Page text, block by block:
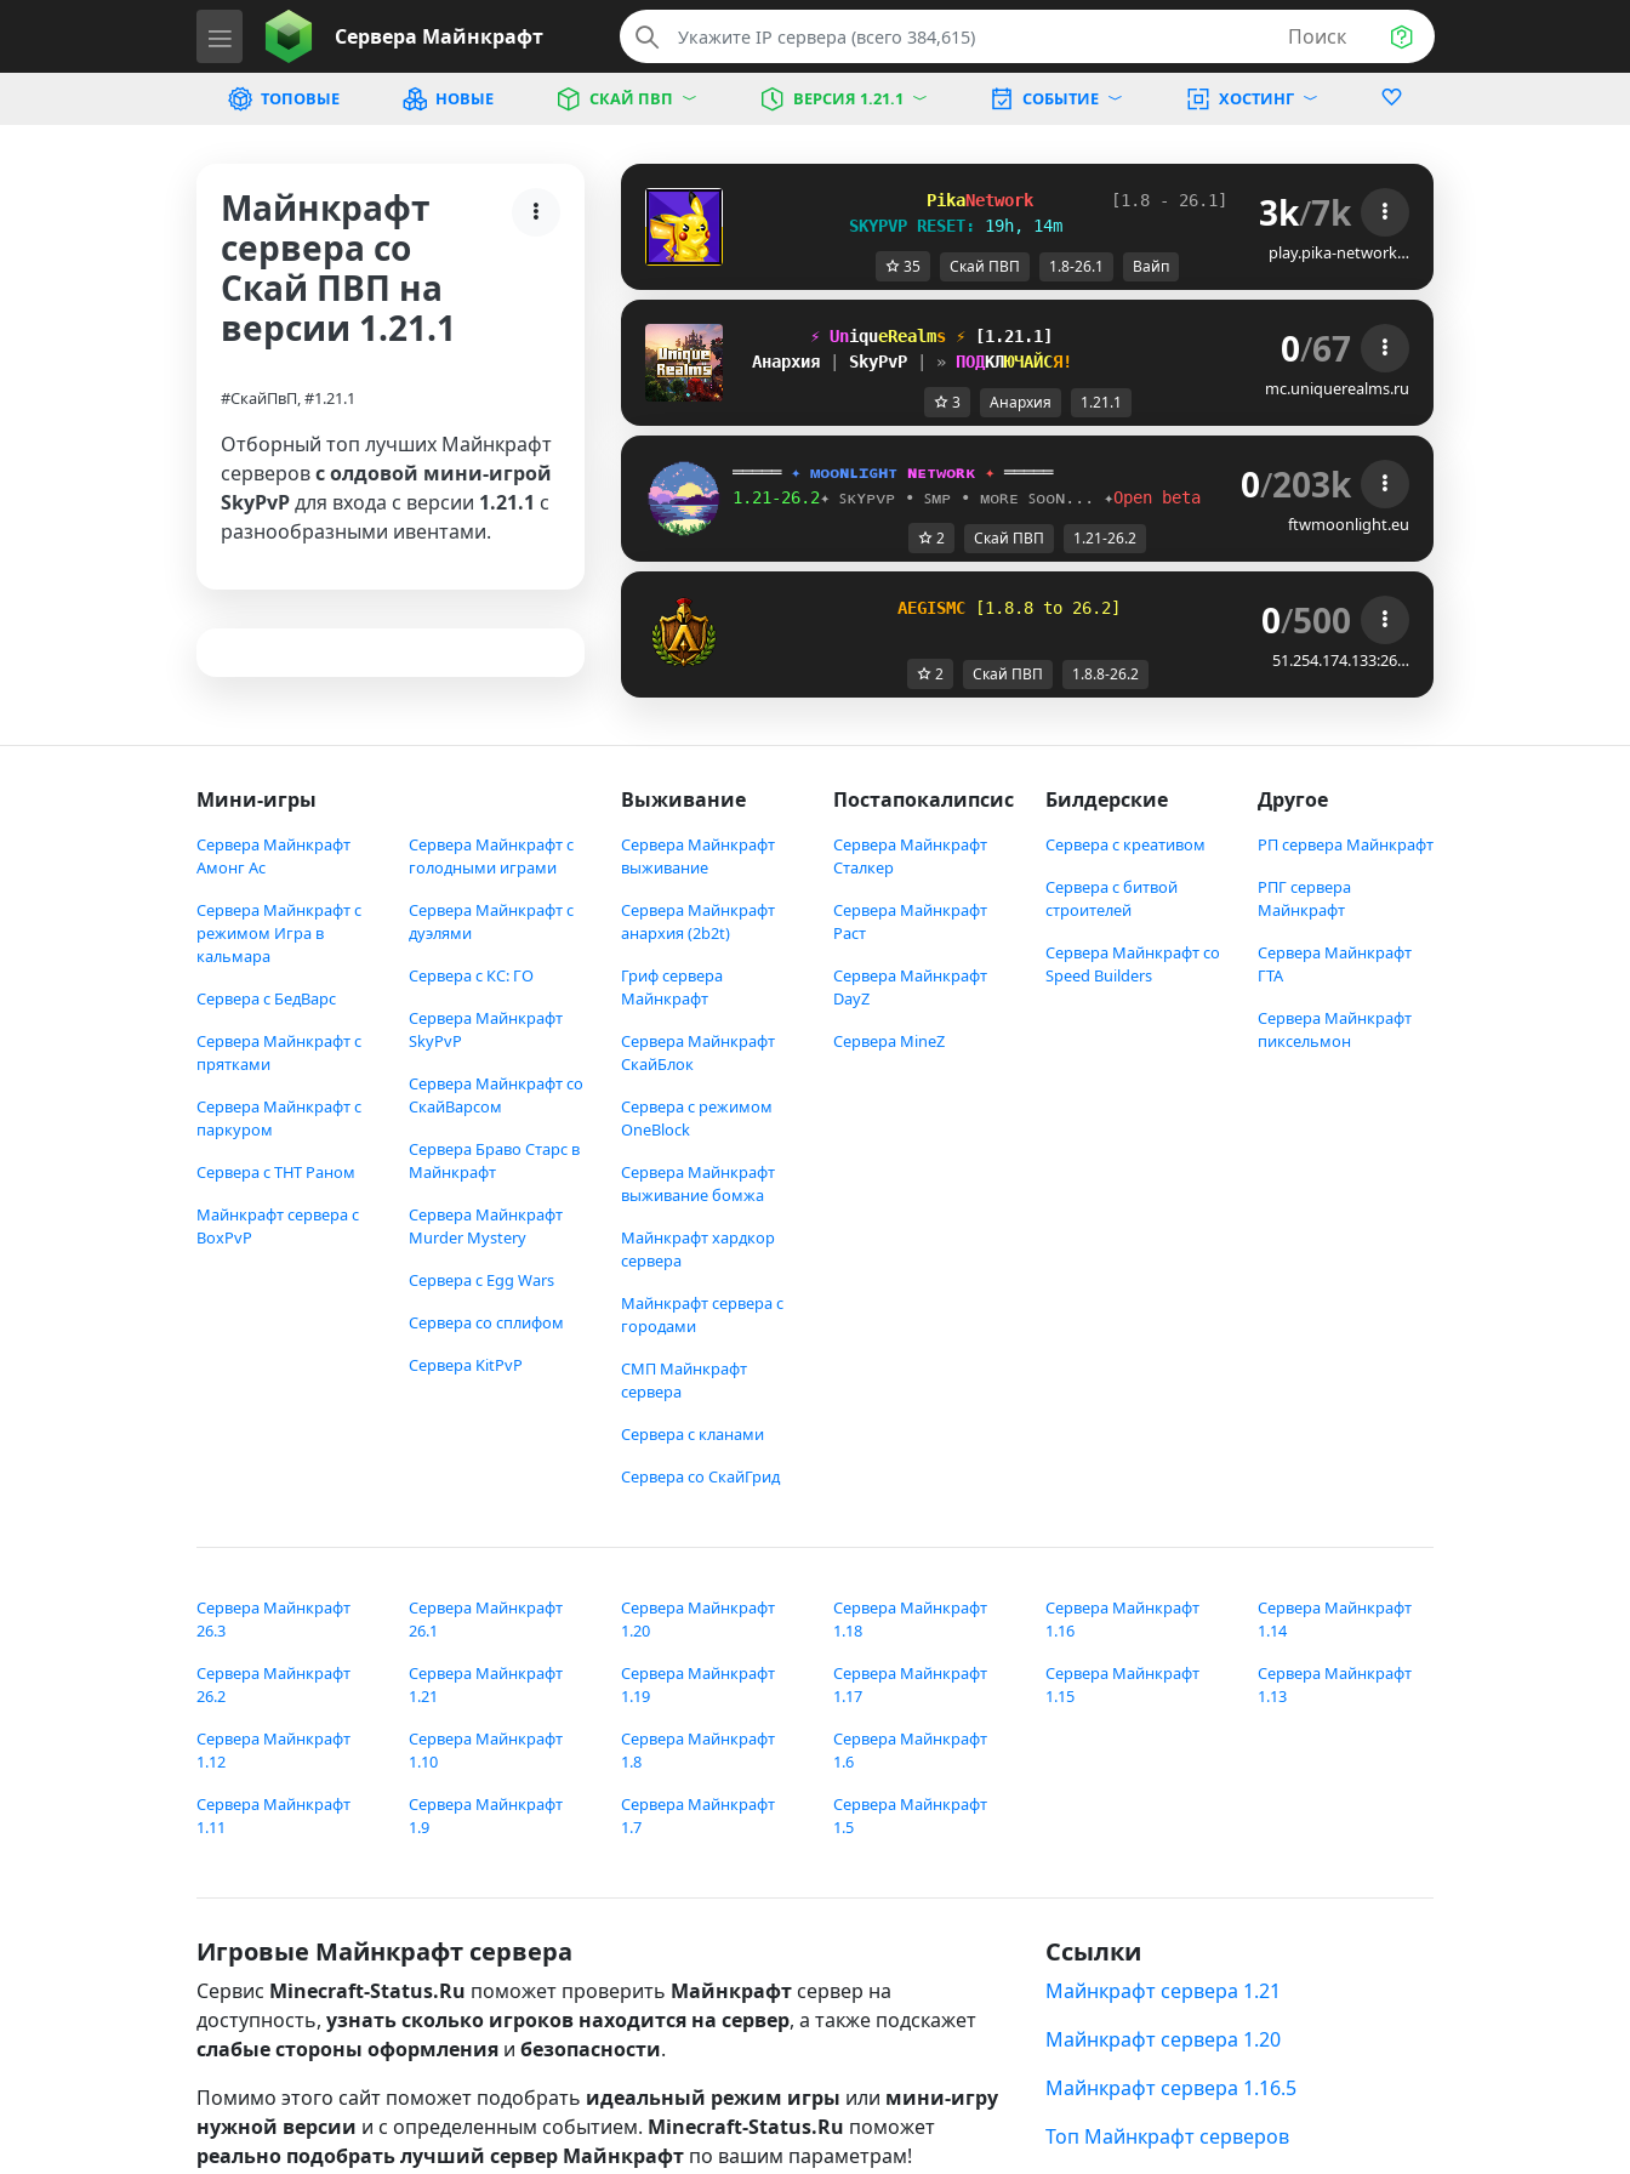
Сервера Майнкрафт Поиск
ТОПОВЫЕ НОВЫЕ СКАЙ ПВП ВЕРСИЯ 1.21.1 СОБЫТИЕ ХОСТИНГ
Майнкрафт
сервера со
Скай ПВП на
версии 1.21.1
#СкайПвП, #1.21.1
Отборный топ лучших Майнкрафт
серверовс олдовой мини-игрой
SkyPvPдля входа с версии 1.21.1 с
разнообразными ивентами.
PikaNetwork
[1.8 - 26.1]
SKYPVP RESET: 19h, 14m 3k/7k
play.pika-network…
35 Скай ПВП 1.8-26.1 Вайп
⚡ UniqueRealms ⚡
[1.21.1]
Анархия
SkyPvP | » ПОДКЛЮЧАЙСЯ! 0/67
mc.uniquerealms.ru
3 Анархия 1.21.1
═════ ✦ ᴍᴏᴏɴʟɪɢʜᴛ ɴᴇᴛᴡᴏʀᴋ ✦ ═════
1.21-26.2✦ ꜱᴋʏᴘᴠᴘ • ꜱᴍᴘ • ᴍᴏʀᴇ ꜱᴏᴏɴ... ✦Open beta 0/203k
ftwmoonlight.eu
2 Скай ПВП 1.21-26.2
AEGISMC [1.8.8 to 26.2] 0/500
51.254.174.133:26…
2 Скай ПВП 1.8.8-26.2
Мини-игры
Сервера Майнкрафт
Амонг Ас
Сервера Майнкрафт с
режимом Игра в
кальмара
Сервера с БедВарс
Сервера Майнкрафт с
прятками
Сервера Майнкрафт с
паркуром
Сервера с ТНТ Раном
Майнкрафт сервера с
BoxPvP
Сервера Майнкрафт с
голодными играми
Сервера Майнкрафт с
дуэлями
Сервера с КС: ГО
Сервера Майнкрафт
SkyPvP
Сервера Майнкрафт со
СкайВарсом
Сервера Браво Старс в
Майнкрафт
Сервера Майнкрафт
Murder Mystery
Сервера с Egg Wars
Сервера со сплифом
Сервера KitPvP
Выживание
Сервера Майнкрафт
выживание
Сервера Майнкрафт
анархия (2b2t)
Гриф сервера
Майнкрафт
Сервера Майнкрафт
СкайБлок
Сервера с режимом
OneBlock
Сервера Майнкрафт
выживание бомжа
Майнкрафт хардкор
сервера
Майнкрафт сервера с
городами
СМП Майнкрафт
сервера
Сервера с кланами
Сервера со СкайГрид
Постапокалипсис
Сервера Майнкрафт
Сталкер
Сервера Майнкрафт
Раст
Сервера Майнкрафт
DayZ
Сервера MineZ
Билдерские
Сервера с креативом
Сервера с битвой
строителей
Сервера Майнкрафт со
Speed Builders
Другое
РП сервера Майнкрафт
РПГ сервера
Майнкрафт
Сервера Майнкрафт
ГТА
Сервера Майнкрафт
пиксельмон
Сервера Майнкрафт
26.3
Сервера Майнкрафт
26.2
Сервера Майнкрафт
26.1
Сервера Майнкрафт
1.21
Сервера Майнкрафт
1.20
Сервера Майнкрафт
1.19
Сервера Майнкрафт
1.18
Сервера Майнкрафт
1.17
Сервера Майнкрафт
1.16
Сервера Майнкрафт
1.15
Сервера Майнкрафт
1.14
Сервера Майнкрафт
1.13
Сервера Майнкрафт
1.12
Сервера Майнкрафт
1.11
Сервера Майнкрафт
1.10
Сервера Майнкрафт
1.9
Сервера Майнкрафт
1.8
Сервера Майнкрафт
1.7
Сервера Майнкрафт
1.6
Сервера Майнкрафт
1.5
Игровые Майнкрафт сервера
Сервис Minecraft-Status.Ru поможет проверить Майнкрафт сервер на
доступность, узнать сколько игроков находится на сервер, а также подскажет
слабые стороны оформления и безопасности.
Помимо этого сайт поможет подобрать идеальный режим игры или мини-игру
нужной версии и с определенным событием. Minecraft-Status.Ru поможет
реально подобрать лучший сервер Майнкрафт по вашим параметрам!
Ссылки
Майнкрафт сервера 1.21
Майнкрафт сервера 1.20
Майнкрафт сервера 1.16.5
Топ Майнкрафт серверов